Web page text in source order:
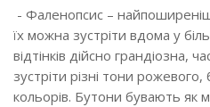
- Фаленопсис –
їх можна зустріти вдома у
відтінків дійсно грандіозна,
зустріти різні тони
кольорів. Бутони бувають як